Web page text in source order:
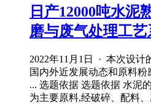
日产12000吨水泥
磨与废气处理工艺
2022年11月1日 · 本次设计
国内外近发展动态和原料
... 选题依据 选题依据 水泥
为主要原料,经破碎、配料